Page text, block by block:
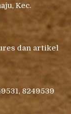
Kec.
dan artikel
8249539